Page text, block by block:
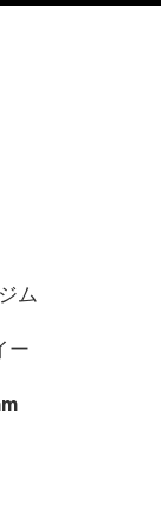
ム
ー